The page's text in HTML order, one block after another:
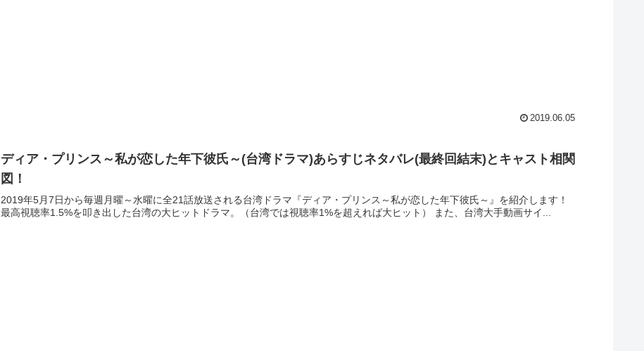
2019.06.05
ディア・プリンス～私が恋した年下彼氏～(台湾ドラマ)あらすじネタバレ(最終回結末)とキャスト相関
図！
2019年5月7日から毎週月曜～水曜に全21話放送される台湾ドラマ『ディア・プリンス～私が恋した年下彼氏～』を紹介します！
最高視聴率1.5%を叩き出した台湾の大ヒットドラマ。（台湾では視聴率1%を超えれば大ヒット） また、台湾大手動画サイ...